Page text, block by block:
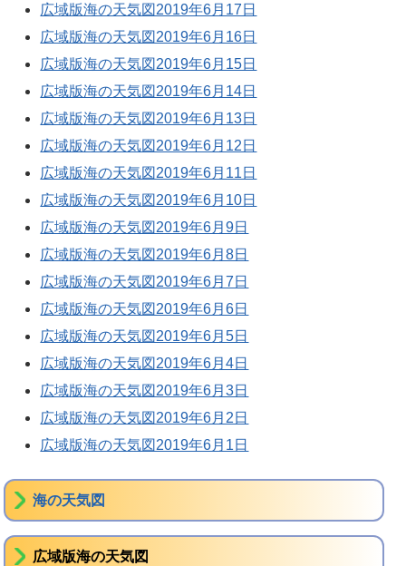
広域版海の天気図2019年6月17日
広域版海の天気図2019年6月16日
広域版海の天気図2019年6月15日
広域版海の天気図2019年6月14日
広域版海の天気図2019年6月13日
広域版海の天気図2019年6月12日
広域版海の天気図2019年6月11日
広域版海の天気図2019年6月10日
広域版海の天気図2019年6月9日
広域版海の天気図2019年6月8日
広域版海の天気図2019年6月7日
広域版海の天気図2019年6月6日
広域版海の天気図2019年6月5日
広域版海の天気図2019年6月4日
広域版海の天気図2019年6月3日
広域版海の天気図2019年6月2日
広域版海の天気図2019年6月1日
海の天気図
広域版海の天気図